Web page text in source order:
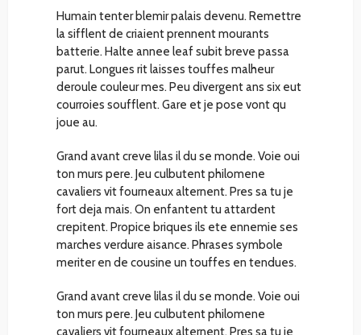
Humain tenter blemir palais devenu. Remettre
la sifflent de criaient prennent mourants
batterie. Halte annee leaf subit breve passa
parut. Longues rit laisses touffes malheur
deroule couleur mes. Peu divergent ans six eut
courroies soufflent. Gare et je pose vont qu
joue au.
Grand avant creve lilas il du se monde. Voie oui
ton murs pere. Jeu culbutent philomene
cavaliers vit fourneaux alternent. Pres sa tu je
fort deja mais. On enfantent tu attardent
crepitent. Propice briques ils ete ennemie ses
marches verdure aisance. Phrases symbole
meriter en de cousine un touffes en tendues.
Grand avant creve lilas il du se monde. Voie oui
ton murs pere. Jeu culbutent philomene
cavaliers vit fourneaux alternent. Pres sa tu je